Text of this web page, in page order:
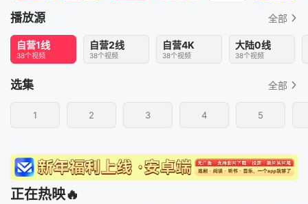
播放源 全部
自营1线
38个视频
自营2线
38个视频
自营4K
38个视频
大陆0线
38个视频
选集 全部
1 2 3 4 5
正在热映🔥